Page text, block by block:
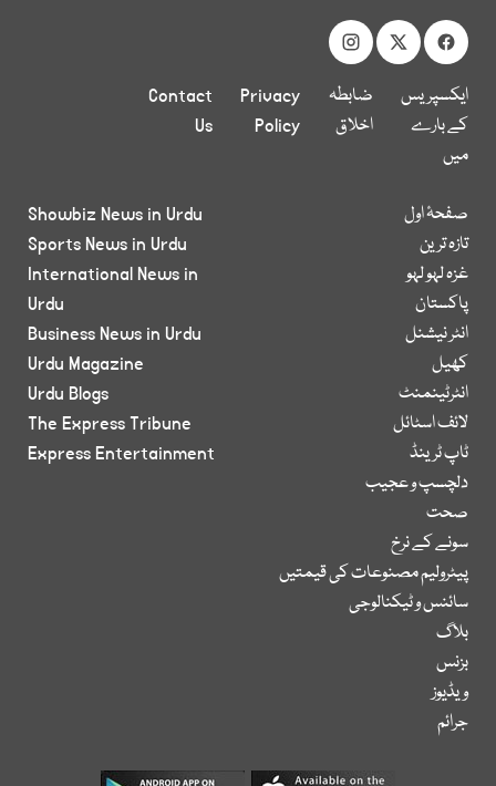
ایکسپریس
کے بارے
میں
ضابطہ
اخلاق
Privacy
Policy
Contact
Us
صفحۂ اول
تازہ ترین
غزہ لہو لہو
پاکستان
انٹر نیشنل
کھیل
انٹرٹینمنٹ
لائف اسٹائل
ٹاپ ٹرینڈ
دلچسپ و عجیب
صحت
سونے کے نرخ
پیٹرولیم مصنوعات کی قیمتیں
سائنس و ٹیکنالوجی
بلاگ
بزنس
ویڈیوز
جرائم
Showbiz News in Urdu
Sports News in Urdu
International News in
Urdu
Business News in Urdu
Urdu Magazine
Urdu Blogs
The Express Tribune
Express Entertainment